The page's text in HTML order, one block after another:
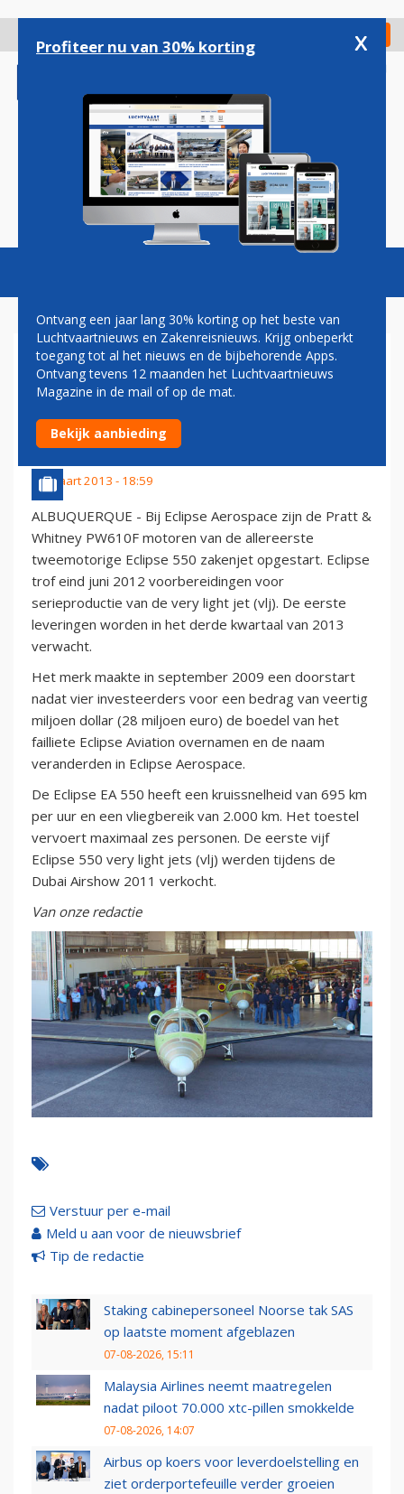
gaan
Check in
Magazine Podcasts Vacatures
MOTOREN NIEUWE ECLIPSE
550 ZAKENJET DRAAIEN
PROEF
23 maart 2013 - 18:59
ALBUQUERQUE - Bij Eclipse Aerospace zijn de Pratt &
Whitney PW610F motoren van de allereerste
tweemotorige Eclipse 550 zakenjet opgestart. Eclipse
trof eind juni 2012 voorbereidingen voor
serieproductie van de very light jet (vlj). De eerste
leveringen worden in het derde kwartaal van 2013
verwacht.
Het merk maakte in september 2009 een doorstart
nadat vier investeerders voor een bedrag van veertig
miljoen dollar (28 miljoen euro) de boedel van het
failliete Eclipse Aviation overnamen en de naam
veranderden in Eclipse Aerospace.
De Eclipse EA 550 heeft een kruissnelheid van 695 km
per uur en een vliegbereik van 2.000 km. Het toestel
vervoert maximaal zes personen. De eerste vijf
Eclipse 550 very light jets (vlj) werden tijdens de
Dubai Airshow 2011 verkocht.
Van onze redactie
Verstuur per e-mail
Meld u aan voor de nieuwsbrief
Tip de redactie
Staking cabinepersoneel Noorse tak SAS
op laatste moment afgeblazen
07-08-2026, 15:11
Malaysia Airlines neemt maatregelen
nadat piloot 70.000 xtc-pillen smokkelde
07-08-2026, 14:07
Airbus op koers voor leverdoelstelling en
ziet orderportefeuille verder groeien
Profiteer nu van 30% korting x
Ontvang een jaar lang 30% korting op het beste van
Luchtvaartnieuws en Zakenreisnieuws. Krijg onbeperkt
toegang tot al het nieuws en de bijbehorende Apps.
Ontvang tevens 12 maanden het Luchtvaartnieuws
Magazine in de mail of op de mat.
Bekijk aanbieding